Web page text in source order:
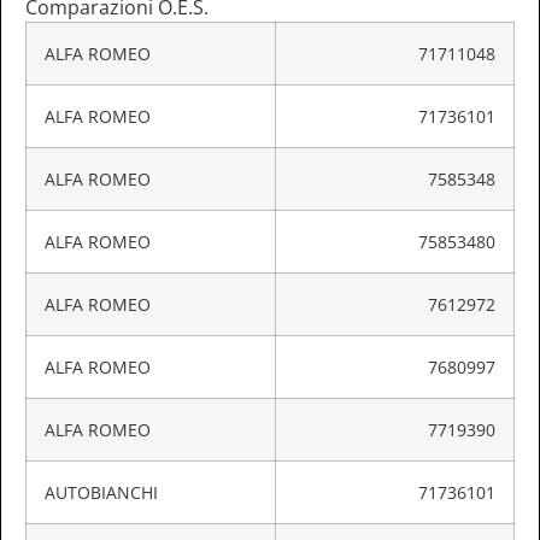
Comparazioni O.E.S.
ALFA ROMEO 71711048
ALFA ROMEO 71736101
ALFA ROMEO 7585348
ALFA ROMEO 75853480
ALFA ROMEO 7612972
ALFA ROMEO 7680997
ALFA ROMEO 7719390
AUTOBIANCHI 71736101